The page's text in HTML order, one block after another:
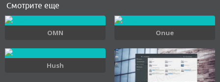
Смотрите еще
OMN Onue
Hush